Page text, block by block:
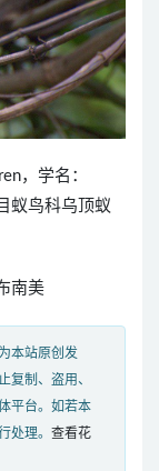
，学名：
蚁鸟科乌顶蚁
南美
本站原创发
复制、盗用、
平台。如若本
处理。 查看花